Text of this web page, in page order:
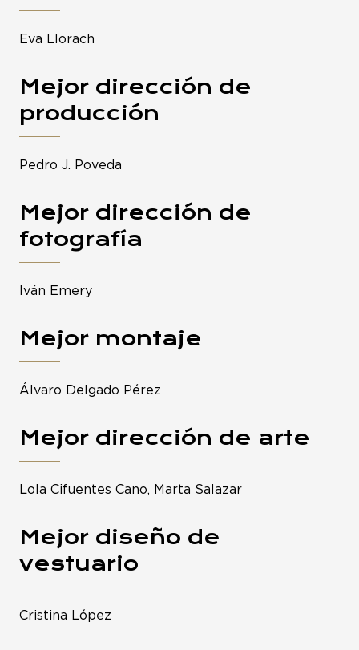
Eva Llorach
Mejor dirección de
producción
Pedro J. Poveda
Mejor dirección de
fotografía
Iván Emery
Mejor montaje
Álvaro Delgado Pérez
Mejor dirección de arte
Lola Cifuentes Cano, Marta Salazar
Mejor diseño de
vestuario
Cristina López